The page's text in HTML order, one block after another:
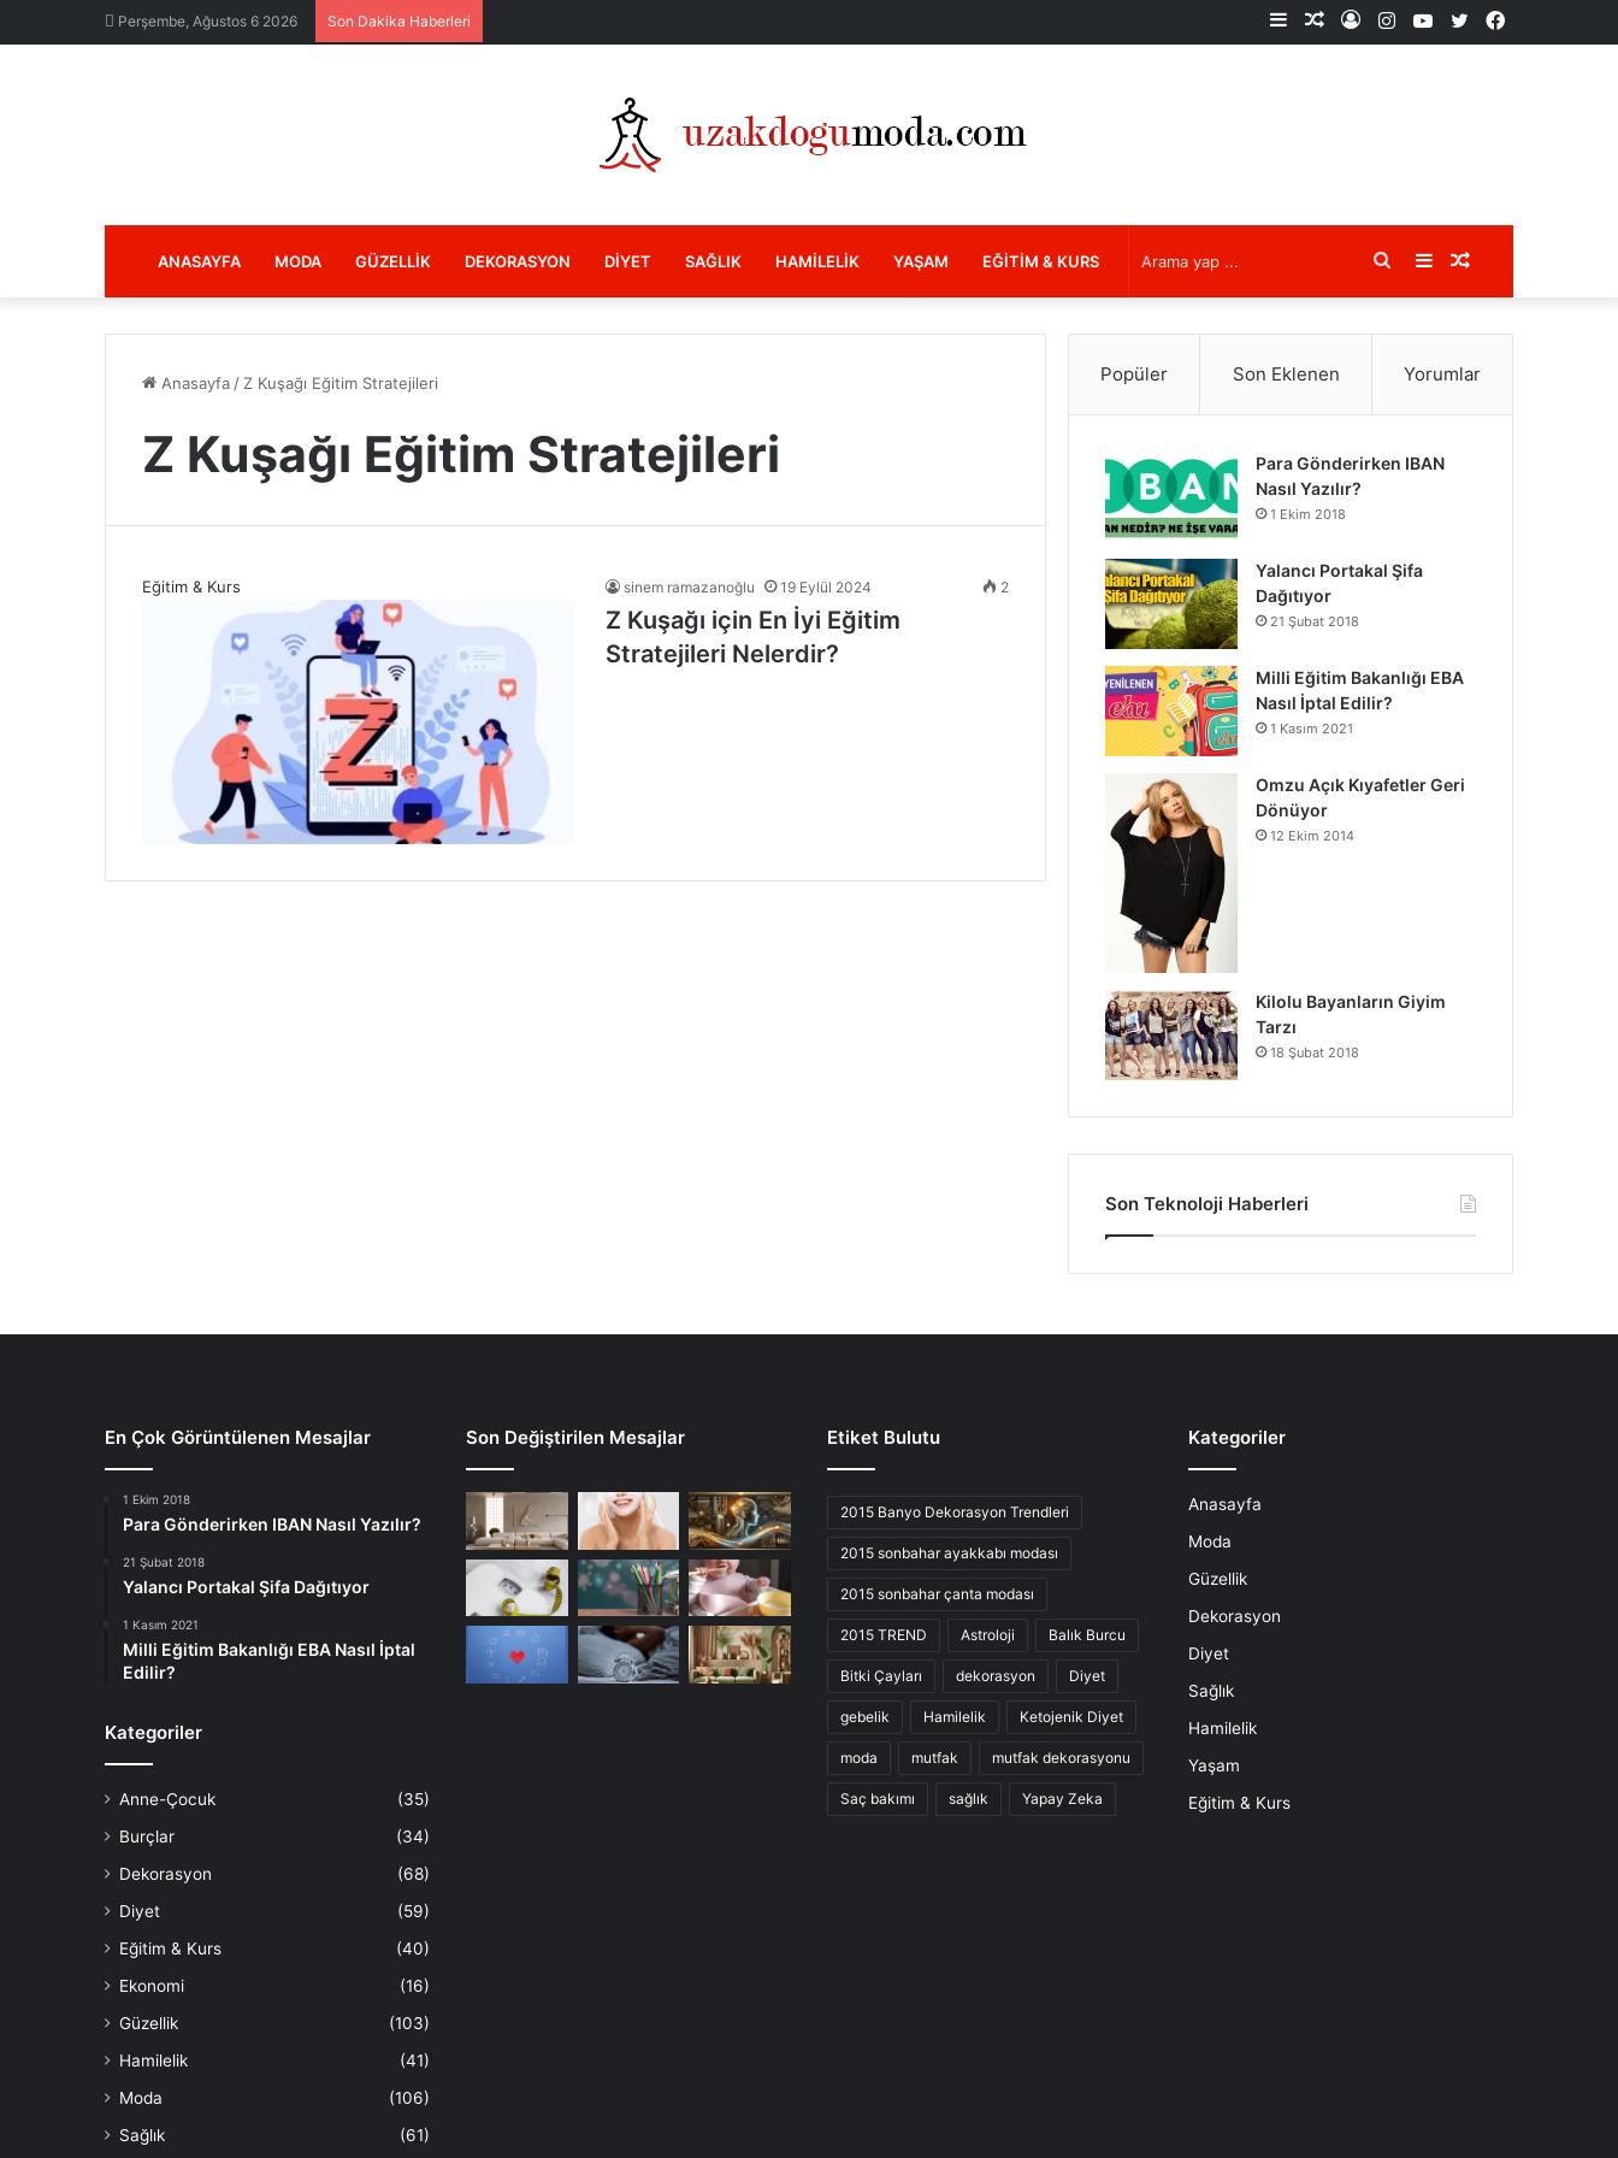
Perşembe, Ağustos 6 2026 Son Dakika Haberleri Facebook
X
YouTube
Instagram
Kayıt
Rastgele
Kenar
ANASAYFA MODA GÜZELLIK DEKORASYON DIYET SAĞLIK HAMILELIK YAŞAM EĞITIM & KURS Rastgele
Makale
Kenar
Bölmesi
Arama
yap
Anasayfa / Z Kuşağı Eğitim Stratejileri
Z Kuşağı Eğitim Stratejileri
Eğitim & Kurs sinem ramazanoğlu 19 Eylül 2024 2
Z Kuşağı için En İyi Eğitim
Stratejileri Nelerdir?
Popüler Son Eklenen Yorumlar
Para Gönderirken IBAN
Nasıl Yazılır?
1 Ekim 2018
Yalancı Portakal Şifa
Dağıtıyor
21 Şubat 2018
Milli Eğitim Bakanlığı EBA
Nasıl İptal Edilir?
1 Kasım 2021
Omzu Açık Kıyafetler Geri
Dönüyor
12 Ekim 2014
Kilolu Bayanların Giyim
Tarzı
18 Şubat 2018
Son Teknoloji Haberleri
En Çok Görüntülenen Mesajlar
1 Ekim 2018
Para Gönderirken IBAN Nasıl Yazılır?
21 Şubat 2018
Yalancı Portakal Şifa Dağıtıyor
1 Kasım 2021
Milli Eğitim Bakanlığı EBA Nasıl İptal
Edilir?
Kategoriler
Anne-Çocuk
(35)
Burçlar
(34)
Dekorasyon
(68)
Diyet
(59)
Eğitim & Kurs
(40)
Ekonomi
(16)
Güzellik
(103)
Hamilelik
(41)
Moda
(106)
Sağlık
(61)
Son Değiştirilen Mesajlar Etiket Bulutu
2015 Banyo Dekorasyon Trendleri
2015 sonbahar ayakkabı modası
2015 sonbahar çanta modası
2015 TREND Astroloji Balık Burcu
Bitki Çayları dekorasyon Diyet
gebelik Hamilelik Ketojenik Diyet
moda mutfak mutfak dekorasyonu
Saç bakımı sağlık Yapay Zeka
Kategoriler
Anasayfa
Moda
Güzellik
Dekorasyon
Diyet
Sağlık
Hamilelik
Yaşam
Eğitim & Kurs